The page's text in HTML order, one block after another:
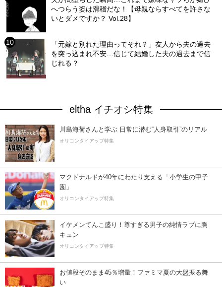
へつらう姿は滑稽だな！【母親ならすべてを許さな
いとダメですか？ Vol.28】
「元嫁と別れた理由ってそれ？」友人から夫の過去
を突っ込まれ不安…信じて結婚した夫の過去まで信
じれる？
eltha イチオシ特集
川島海荷さんと学ぶ 日常に潜む“人身取引”のリアル
オリコンタイアップ特集
マクドナルドが40年にわたり支える「小学生の甲子
園」
オリコンタイアップ特集
イケメンてんこ盛り！尊すぎる男子の純情ラブに胸
キュン
オリコンタイアップ特集
お値段そのまま45％増量！ファミマ夏の大盤振る舞
い